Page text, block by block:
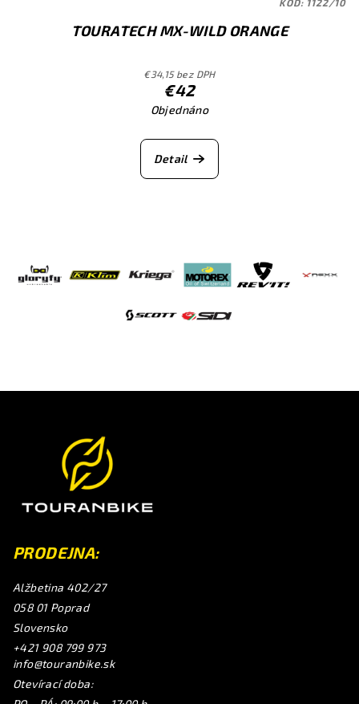
TOURATECH MX-WILD ORANGE
€34,15 bez DPH
€42
Objednáno
Detail
KÓD: 1122/10
PRODEJNA:
Alžbetina 402/27
058 01 Poprad
Slovensko
+421 908 799 973
info@touranbike.sk
Otevírací doba: